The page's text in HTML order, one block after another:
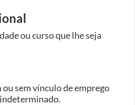
ou curso que lhe seja
sem vínculo de emprego